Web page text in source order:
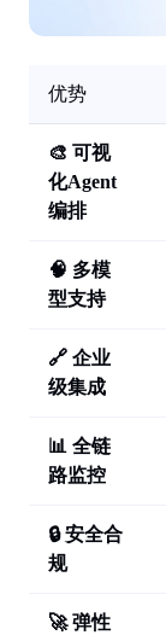
优势
🎨 可视
化Agent
编排
🧠 多模
型支持
🔗 企业
级集成
📊 全链
路监控
🔒 安全合
规
🚀 弹性